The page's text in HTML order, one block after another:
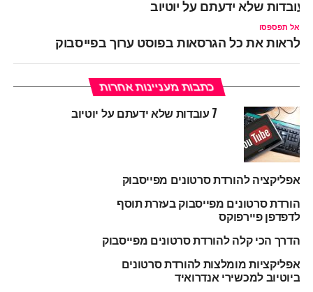
אל תפספסו
לראות את כל הגרסאות בפוסט ערוך בפייסבוק
כתבות מעניינות אחרות
7 עובדות שלא ידעתם על יוטיוב
אפליקציה להורדת סרטונים מפייסבוק
הורדת סרטונים מפייסבוק בעזרת תוסף
לדפדפן פיירפוקס
הדרך הכי קלה להורדת סרטונים מפייסבוק
אפליקציות מומלצות להורדת סרטונים
ביוטיוב למכשירי אנדרואיד